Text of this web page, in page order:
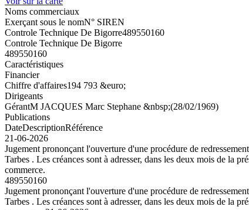
Noms commerciaux
Exerçant sous le nomN° SIREN
Controle Technique De Bigorre489550160
Controle Technique De Bigorre
489550160
Caractéristiques
Financier
Chiffre d'affaires194 793 &euro;
Dirigeants
GérantM JACQUES Marc Stephane &nbsp;(28/02/1969)
Publications
DateDescriptionRéférence
21-06-2026
Jugement prononçant l'ouverture d'une procédure de
Tarbes . Les créances sont à adresser, dans les deux mois de la
commerce.
489550160
Jugement prononçant l'ouverture d'une procédure de
Tarbes . Les créances sont à adresser, dans les deux mois de la